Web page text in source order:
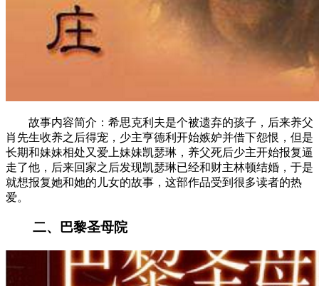
故事内容简介：希思克利夫是个被遗弃的孩子，后来养父
肖先生收养之后得宠，少主亨德利开始嫉妒并借下怨恨，但是
长期和妹妹相处又爱上妹妹凯瑟琳，养父死后少主开始报复逼
走了他，后来回家之后发现凯瑟琳已经和财主林顿结婚，于是
就想报复她和她的儿女的故事，这部作品受到很多读者的热
爱。
二、巴黎圣母院